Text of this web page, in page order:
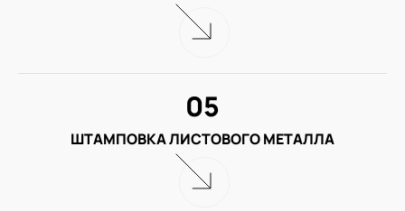
ШТАМПОВКА ЛИСТОВОГО МЕТАЛЛА
05